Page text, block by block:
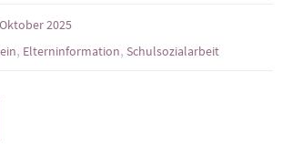
2025
, Elterninformation, Schulsozialarbeit